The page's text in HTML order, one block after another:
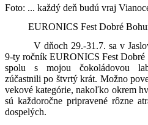
Foto: ... každý deň budú vraj
EURONICS Fest Dobré
V dňoch 29.-31.7. sa v
9-ty ročník EURONICS Fest Dobré
spolu s mojou čokoládovou
zúčastnili po štvrtý krát. Možno
vekové kategórie, nakoľko okrem
sú každoročne pripravené rôzne
dospelých.